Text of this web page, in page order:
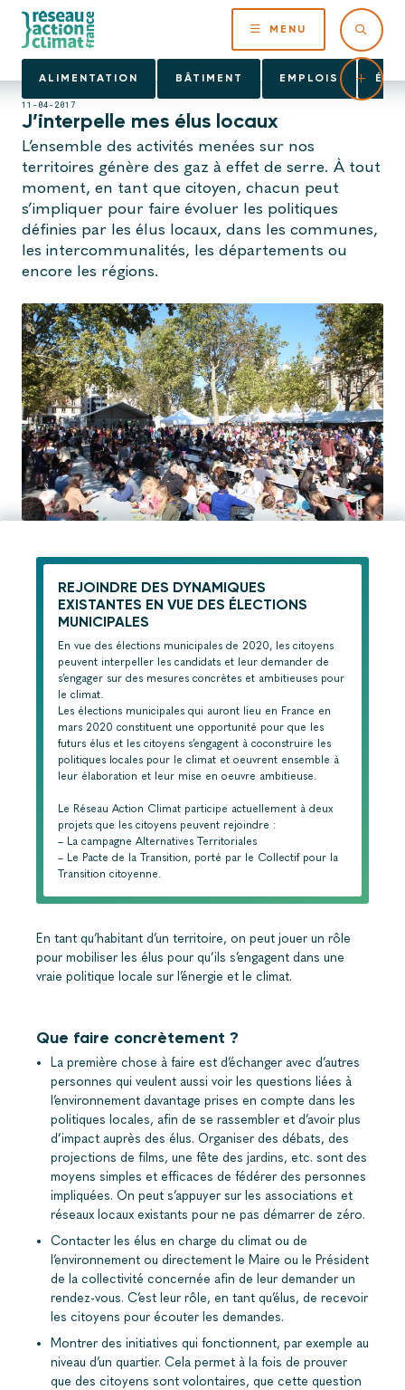
MENU
ALIMENTATION BÂTIMENT EMPLOIS
11-04-2017
J’interpelle mes élus locaux
L’ensemble des activités menées sur nos
territoires génère des gaz à effet de serre. À tout
moment, en tant que citoyen, chacun peut
s’impliquer pour faire évoluer les politiques
définies par les élus locaux, dans les communes,
les intercommunalités, les départements ou
encore les régions.
REJOINDRE DES DYNAMIQUES
EXISTANTES EN VUE DES ÉLECTIONS
MUNICIPALES
En vue des élections municipales de 2020, les citoyens
peuvent interpeller les candidats et leur demander de
s’engager sur des mesures concrètes et ambitieuses pour
le climat.
Les élections municipales qui auront lieu en France en
mars 2020 constituent une opportunité pour que les
futurs élus et les citoyens s’engagent à coconstruire les
politiques locales pour le climat et oeuvrent ensemble à
leur élaboration et leur mise en oeuvre ambitieuse.
Le Réseau Action Climat participe actuellement à deux
projets que les citoyens peuvent rejoindre :
– La campagne Alternatives Territoriales
– Le Pacte de la Transition, porté par le Collectif pour la
Transition citoyenne.
En tant qu’habitant d’un territoire, on peut jouer un rôle
pour mobiliser les élus pour qu’ils s’engagent dans une
vraie politique locale sur l’énergie et le climat.
Que faire concrètement ?
La première chose à faire est d’échanger avec d’autres
personnes qui veulent aussi voir les questions liées à
l’environnement davantage prises en compte dans les
politiques locales, afin de se rassembler et d’avoir plus
d’impact auprès des élus. Organiser des débats, des
projections de films, une fête des jardins, etc. sont des
moyens simples et efficaces de fédérer des personnes
impliquées. On peut s’appuyer sur les associations et
réseaux locaux existants pour ne pas démarrer de zéro.
Contacter les élus en charge du climat ou de
l’environnement ou directement le Maire ou le Président
de la collectivité concernée afin de leur demander un
rendez-vous. C’est leur rôle, en tant qu’élus, de recevoir
les citoyens pour écouter les demandes.
Montrer des initiatives qui fonctionnent, par exemple au
niveau d’un quartier. Cela permet à la fois de prouver
que des citoyens sont volontaires, que cette question